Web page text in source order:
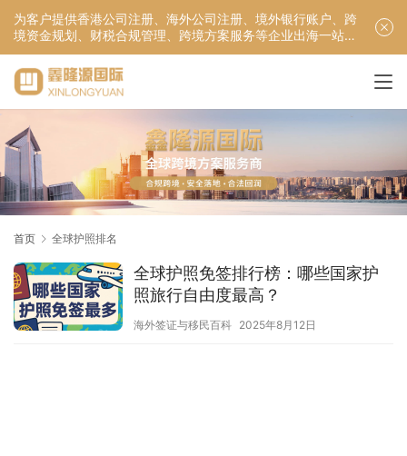
为客户提供香港公司注册、海外公司注册、境外银行账户、跨
境资金规划、财税合规管理、跨境方案服务等企业出海一站式
服务！
首页 全球护照排名
全球护照免签排行榜：哪些国家护
照旅行自由度最高？
海外签证与移民百科 2025年8月12日